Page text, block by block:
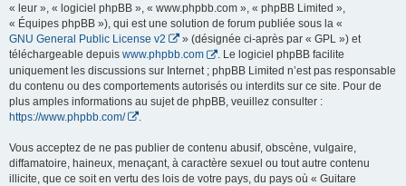
« leur », « logiciel phpBB », « www.phpbb.com », « phpBB Limited »,
« Équipes phpBB »), qui est une solution de forum publiée sous la «
GNU General Public License v2
» (désignée ci-après par « GPL ») et
téléchargeable depuis www.phpbb.com
. Le logiciel phpBB facilite
uniquement les discussions sur Internet ; phpBB Limited n’est pas responsable
du contenu ou des comportements autorisés ou interdits sur ce site. Pour de
plus amples informations au sujet de phpBB, veuillez consulter :
https://www.phpbb.com/
Vous acceptez de ne pas publier de contenu abusif, obscène, vulgaire,
diffamatoire, haineux, menaçant, à caractère sexuel ou tout autre contenu
illicite, que ce soit en vertu des lois de votre pays, du pays où « Guitare